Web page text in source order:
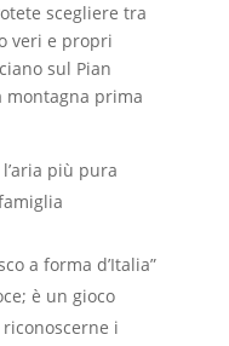
scegliere tra
veri e propri
sul Pian
montagna prima
più pura
a forma d’Italia”
è un gioco
i